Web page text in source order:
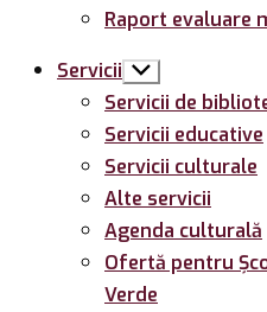
Raport evaluare
Servicii Arată
submeniul
Servicii de
Servicii educative
Servicii culturale
Alte servicii
Agenda culturală
Ofertă pentru
Verde